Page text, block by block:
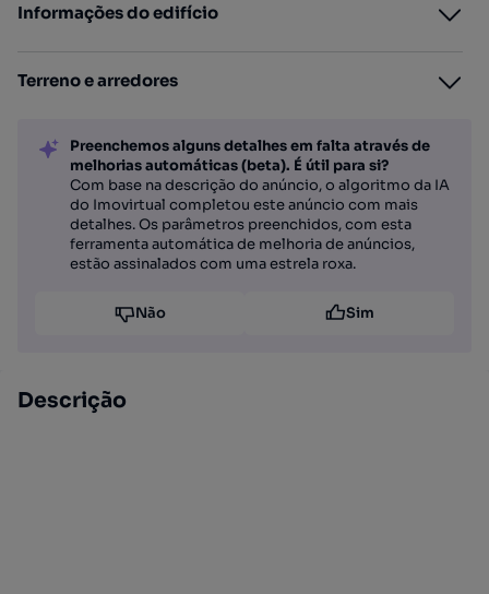
Informações do edifício
Terreno e arredores
Preenchemos alguns detalhes em falta através de
melhorias automáticas (beta). É útil para si?
Com base na descrição do anúncio, o algoritmo da IA
do Imovirtual completou este anúncio com mais
detalhes. Os parâmetros preenchidos, com esta
ferramenta automática de melhoria de anúncios,
estão assinalados com uma estrela roxa.
Não Sim
Descrição